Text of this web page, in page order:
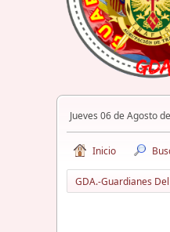
Jueves 06 de Agosto
Inicio
GDA.-Guardianes